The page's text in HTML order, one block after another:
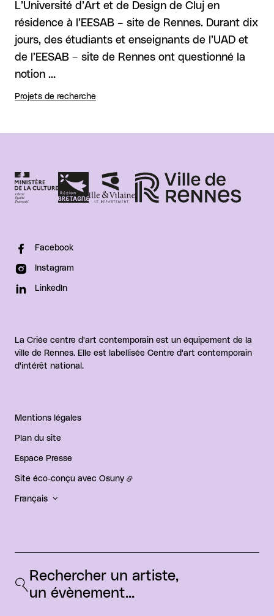
L’Université d’Art et de Design de Cluj en
résidence à l’EESAB – site de Rennes. Durant dix
jours, des étudiants et enseignants de l’UAD et
de l’EESAB – site de Rennes ont questionné la
notion …
Projets de recherche
Facebook
Instagram
LinkedIn
La Criée centre d'art contemporain est un équipement de la
ville de Rennes. Elle est labellisée Centre d'art contemporain
d'intérêt national.
Mentions légales
Plan du site
Espace Presse
Site éco-conçu avec Osuny
Français
Rechercher un artiste,
un évènement...